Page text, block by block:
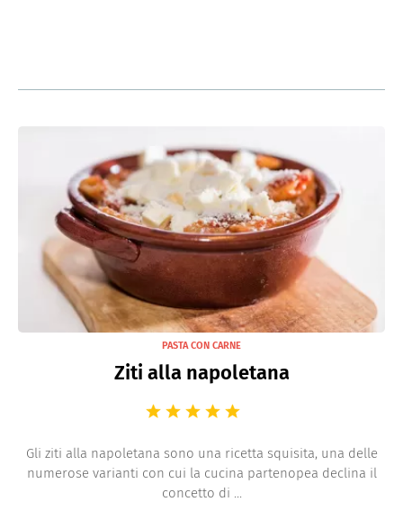
PASTA CON CARNE
Ziti alla napoletana
Gli ziti alla napoletana sono una ricetta squisita, una delle
numerose varianti con cui la cucina partenopea declina il
concetto di ...